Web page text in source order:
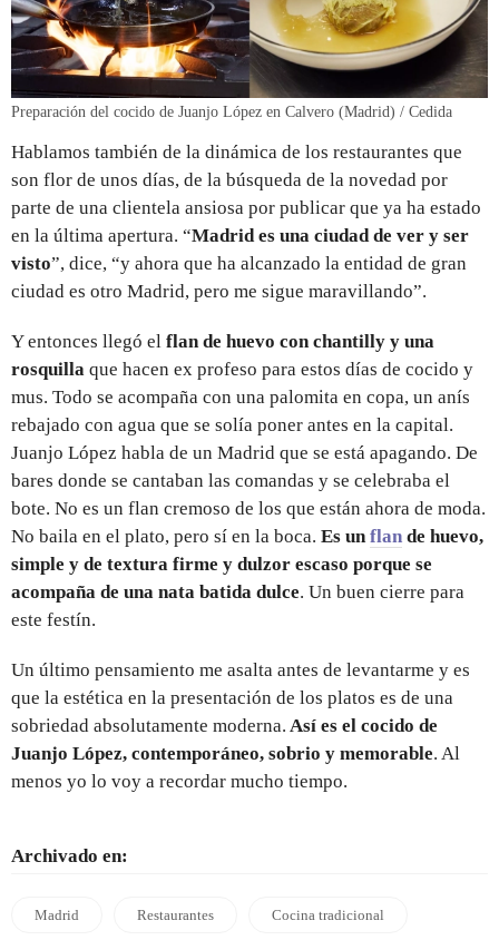
Preparación del cocido de Juanjo López en Calvero (Madrid) / Cedida
Hablamos también de la dinámica de los restaurantes que
son flor de unos días, de la búsqueda de la novedad por
parte de una clientela ansiosa por publicar que ya ha estado
en la última apertura. “Madrid es una ciudad de ver y ser
visto”, dice, “y ahora que ha alcanzado la entidad de gran
ciudad es otro Madrid, pero me sigue maravillando”.
Y entonces llegó el flan de huevo con chantilly y una
rosquilla que hacen ex profeso para estos días de cocido y
mus. Todo se acompaña con una palomita en copa, un anís
rebajado con agua que se solía poner antes en la capital.
Juanjo López habla de un Madrid que se está apagando. De
bares donde se cantaban las comandas y se celebraba el
bote. No es un flan cremoso de los que están ahora de moda.
No baila en el plato, pero sí en la boca. Es un flan de huevo,
simple y de textura firme y dulzor escaso porque se
acompaña de una nata batida dulce. Un buen cierre para
este festín.
Un último pensamiento me asalta antes de levantarme y es
que la estética en la presentación de los platos es de una
sobriedad absolutamente moderna. Así es el cocido de
Juanjo López, contemporáneo, sobrio y memorable. Al
menos yo lo voy a recordar mucho tiempo.
Archivado en:
Madrid Restaurantes Cocina tradicional